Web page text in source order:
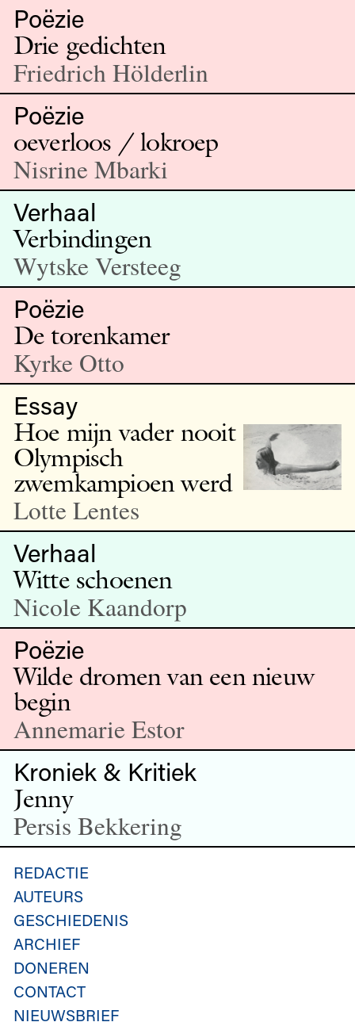
Poëzie
Drie gedichten
Friedrich Hölderlin
Poëzie
oeverloos / lokroep
Nisrine Mbarki
Verhaal
Verbindingen
Wytske Versteeg
Poëzie
De torenkamer
Kyrke Otto
Essay
Hoe mijn vader nooit
Olympisch
zwemkampioen werd
Lotte Lentes
Verhaal
Witte schoenen
Nicole Kaandorp
Poëzie
Wilde dromen van een nieuw
begin
Annemarie Estor
Kroniek & Kritiek
Jenny
Persis Bekkering
REDACTIE
AUTEURS
GESCHIEDENIS
ARCHIEF
DONEREN
CONTACT
NIEUWSBRIEF